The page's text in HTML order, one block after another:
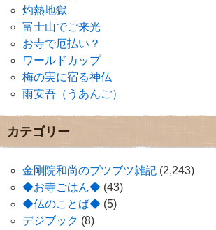
灼熱地獄
富士山でご来光
お寺で厄払い？
ワールドカップ
梅の実に宿る神仏
雨安吾（うあんご）
カテゴリー
金剛院和尚のブツブツ雑記 (2,243)
◆お寺ごはん◆ (43)
◆仏のことば◆ (5)
デジブック (8)